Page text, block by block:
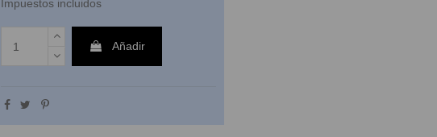
Impuestos incluidos
Añadir